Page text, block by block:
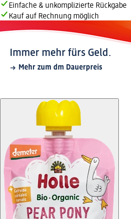
Einfache & unkomplizierte Rückgabe
Kauf auf Rechnung möglich
Immer mehr fürs Geld.
Mehr zum dm Dauerpreis